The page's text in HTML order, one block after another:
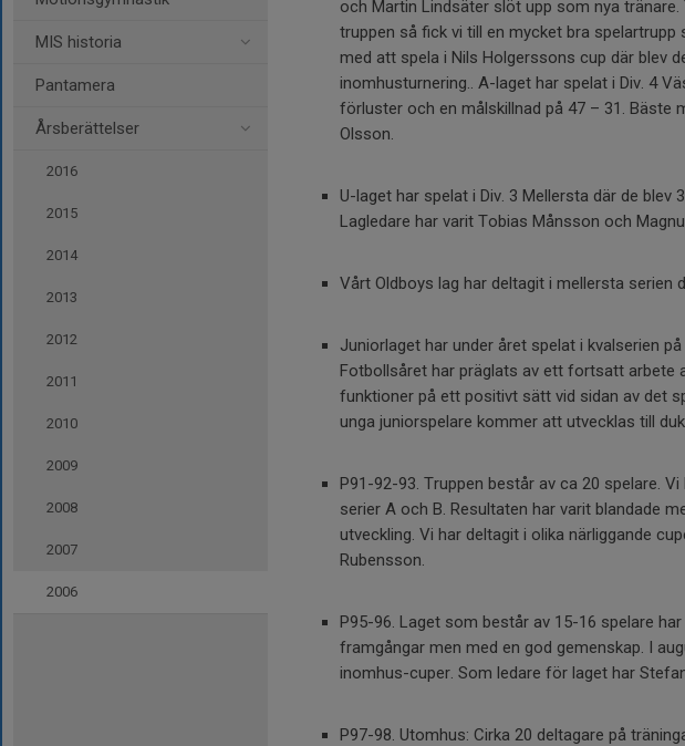
MIS historia
Pantamera
Årsberättelser
2016
2015
2014
2013
2012
2011
2010
2009
2008
2007
2006
och Martin Lindsäter slöt upp som nya
truppen så fick vi till en mycket bra
med att spela i Nils Holgerssons cup där blev
inomhusturnering.. A-laget har spelat i Div. 4
förluster och en målskillnad på 47 – 31. Bäste
Olsson.
U-laget har spelat i Div. 3 Mellersta där de
Lagledare har varit Tobias Månsson och
Vårt Oldboys lag har deltagit i mellersta serien
Juniorlaget har under året spelat i kvalserien
Fotbollsåret har präglats av ett fortsatt arbete
funktioner på ett positivt sätt vid sidan av det
unga juniorspelare kommer att utvecklas till
P91-92-93. Truppen består av ca 20 spelare.
serier A och B. Resultaten har varit blandade
utveckling. Vi har deltagit i olika närliggande
Rubensson.
P95-96. Laget som består av 15-16 spelare
framgångar men med en god gemenskap. I
inomhus-cuper. Som ledare för laget har
P97-98. Utomhus: Cirka 20 deltagare på